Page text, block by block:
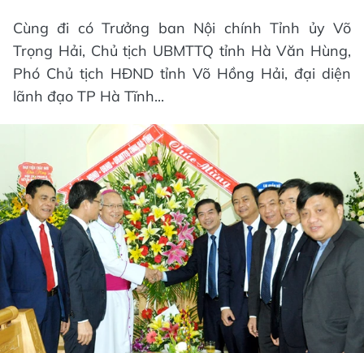
Cùng đi có Trưởng ban Nội chính Tỉnh ủy Võ
Trọng Hải, Chủ tịch UBMTTQ tỉnh Hà Văn Hùng,
Phó Chủ tịch HĐND tỉnh Võ Hồng Hải, đại diện
lãnh đạo TP Hà Tĩnh...